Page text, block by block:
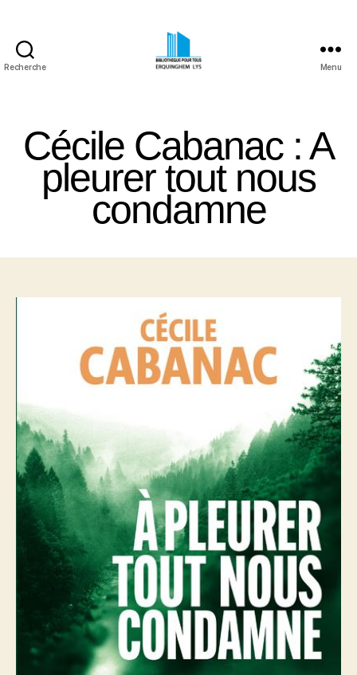
Recherche
Erquinghem
Lys
Menu
Cécile Cabanac : A
pleurer tout nous
condamne